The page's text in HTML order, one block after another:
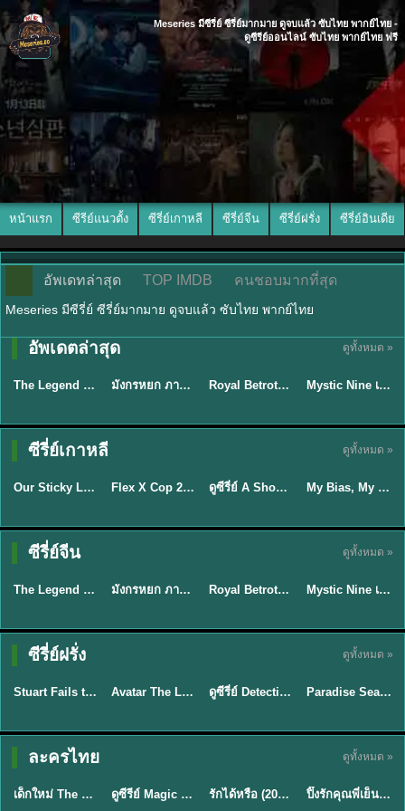
Meseries มีซีรี่ย์ ซีรี่ย์มากมาย ดูจบแล้ว ซับไทย พากย์ไทย -
ดูซีรีย์ออนไลน์ ซับไทย พากย์ไทย ฟรี
หน้าแรก ซีรีย์แนวตั้ง ซีรี่ย์เกาหลี ซีรี่ย์จีน ซีรี่ย์ฝรั่ง ซีรี่ย์อินเดีย
อัพเดทล่าสุด TOP IMDB คนชอบมากที่สุด
Meseries มีซีรี่ย์ ซีรี่ย์มากมาย ดูจบแล้ว ซับไทย พากย์ไทย
อัพเดตล่าสุด ดูทั้งหมด »
★8.5
พากย์ไทย
The Legend of ShenLi ปฐพีไร้พ่าย (2024) พากย์ไทย ซับไทย EP.1-39 ★8 มังกรหยก ภาคมารบูรพาและพิษประจิม Duel on Mount Hua พากย์ไทย ★9 Royal Betrothal (2026) สัญญาวิวาห์แห่งราชวงศ์ พากย์ไทย ซับไทย EP1-32 ★9
พากย์ไทย/ซับ
Mystic Nine เก้าสกุล (2026) พากย์ไทย ซับไทย EP.1-30
ซีรี่ย์เกาหลี ดูทั้งหมด »
★6
ซับไทย
Our Sticky Love รักติดหนึบ (2026) พากย์ไทย ซับไทย EP.1-12 ★8 Flex X Cop 2 คุณชายสายสืบ ซีซั่น 2 (2026) พากย์ไทย ซับไทย EP.1-14 ★8 EP.16ดูซีรี่ย์ A Shop for Killers 2 ร้านลับนักฆ่า ซีซัน 2 (2026) ซับไทย-พากย์ไทย
ซับไทย
My Bias, My Boss เมื่อเมนฉันเป็นประธานบริษัท (2026) พากย์ไทย ซับไทย EP.1-12
ซีรี่ย์จีน ดูทั้งหมด »
★8.5
พากย์ไทย
The Legend of ShenLi ปฐพีไร้พ่าย (2024) พากย์ไทย ซับไทย EP.1-39 ★8 มังกรหยก ภาคมารบูรพาและพิษประจิม Duel on Mount Hua พากย์ไทย ★9 Royal Betrothal (2026) สัญญาวิวาห์แห่งราชวงศ์ พากย์ไทย ซับไทย EP1-32 ★9
พากย์ไทย/ซับ
Mystic Nine เก้าสกุล (2026) พากย์ไทย ซับไทย EP.1-30
ซีรี่ย์ฝรั่ง ดูทั้งหมด »
★9.3
พากย์ไทย
Stuart Fails to Save the Universe สจ๊วตล่มแผนกู้จักรวาล (2026) พากย์ไทย ซับไทย EP.1-10 ★7.8 EP.7Avatar The Last Airbender 2 เณรน้อยเจ้าอภินิหาร พากย์ไทย EP.9ดูซีรี่ย์ Detective Hole (2026) พากย์ไทย HD ฟรี อัปเดตล่าสุด Netflix EP.8
พากย์ไทย
Paradise Season 2 (2026) พากย์ไทย EP1-8 ดูซีรี่ย์ฝรั่ง HD ครบทุกตอน
ละครไทย ดูทั้งหมด »
★ 8 EP.6
พากย์ไทย
เด็กใหม่ The Reset 2026 EP1-6 พากย์ไทย ดูซีรี่ย์ Netflix ล่าสุด HD ดูซีรีย์ Magic Move (2026) ทำนายทายรัก Thai EP.1-10 HD รักได้หรือ (2026) YOUNG Let's Begin Again พากย์ไทย EP.1-19 ★8
พากย์ไทย
ปิ๊งรักคุณพี่เย็นชา (2026) Frozen Valentine EP.1-10 (จบ)